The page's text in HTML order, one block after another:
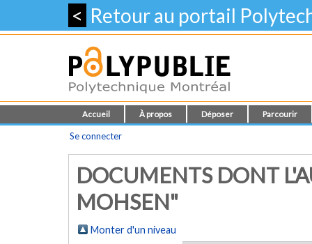
< Retour au portail
Accueil À propos Déposer Parcourir
Se connecter
DOCUMENTS DONT
MOHSEN"
Monter d'un niveau